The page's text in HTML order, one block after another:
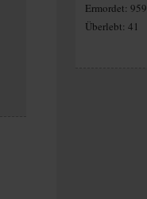
Ermordet: 959
Überlebt: 41